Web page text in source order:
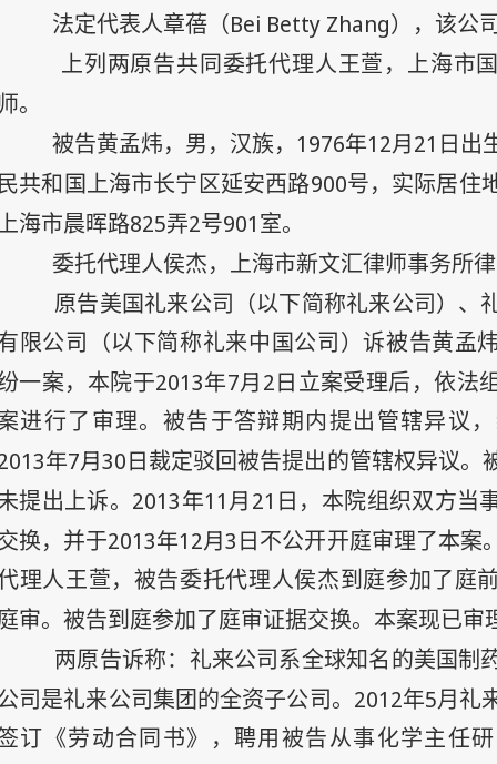
法定代表人章蓓（Bei Betty Zhang），该公
上列两原告共同委托代理人王萱，上海市
。
被告黄孟炜，男，汉族， 1976年12月21 日 出
共和国上海市长宁区延安西路900号，实际居住
海市晨晖路825弄2号901 室。
委托代理人侯杰，上海市新文汇律师事务所
原告美国礼来公司（以下简称礼来公司）、
限公司（以下简称礼来中国公司）诉被告黄孟
一案，本院于2013年7月2日 立案受理后，依法
进行了审理。被告于答辩期内提出管辖异议
年7月30日裁定驳回被告提出的管辖权异议。
提出上诉。 2013年11月21 日 ，本院组织双方当
换，并于2013年12月3日不公开开庭审理了本案
理人王萱，被告委托代理人侯杰到庭参加了庭
审。被告到庭参加了庭审证据交换。本案现已审
两原告诉称：礼来公司系全球知名的美国制
司是礼来公司集团的全资子公司。 2012年5月礼
订《劳动合同书》，聘用被告从事化学主任